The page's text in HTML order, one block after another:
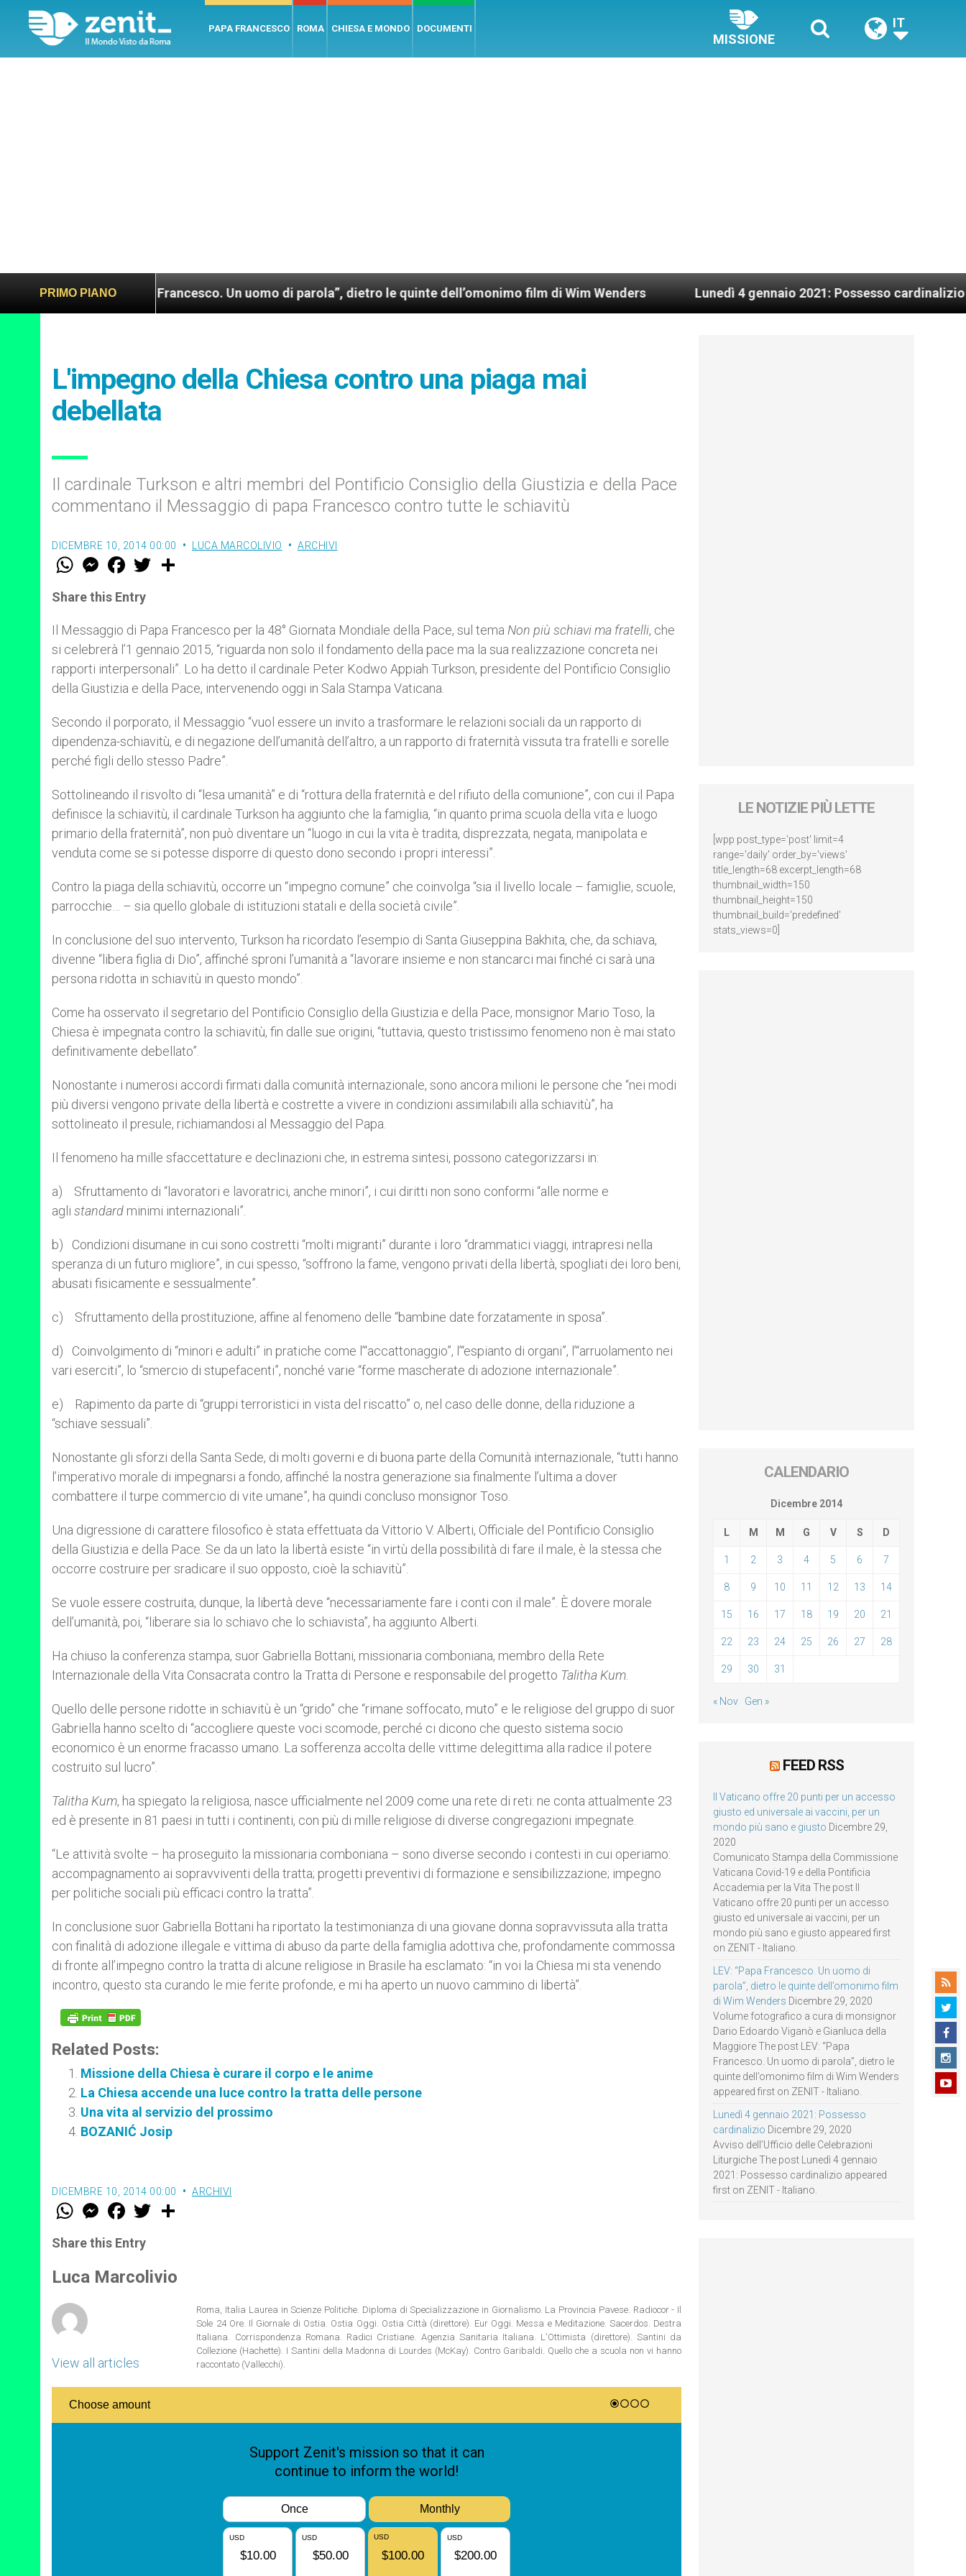
PAPA FRANCESCO ROMA CHIESA E MONDO DOCUMENTI
MISSIONE
IT
PRIMO PIANO
LEV: “Papa Francesco. Un uomo di parola”, dietro le quinte dell’omonimo film di Wim Wenders Lunedì 4 gennaio 2021: Possesso cardinalizio
L'impegno della Chiesa contro una piaga mai
debellata
Il cardinale Turkson e altri membri del Pontificio Consiglio della Giustizia e della Pace
commentano il Messaggio di papa Francesco contro tutte le schiavitù
DICEMBRE 10, 2014 00:00 LUCA MARCOLIVIO ARCHIVI
W
t
s
p
p
M
e
s
e
g
e
r
F
a
e
b
o
k
w
r
Share this Entry
Il Messaggio di Papa Francesco per la 48° Giornata Mondiale della Pace, sul tema Non più schiavi ma fratelli, che
si celebrerà l’1 gennaio 2015, “riguarda non solo il fondamento della pace ma la sua realizzazione concreta nei
rapporti interpersonali”. Lo ha detto il cardinale Peter Kodwo Appiah Turkson, presidente del Pontificio Consiglio
della Giustizia e della Pace, intervenendo oggi in Sala Stampa Vaticana.
Secondo il porporato, il Messaggio “vuol essere un invito a trasformare le relazioni sociali da un rapporto di
dipendenza-schiavitù, e di negazione dell’umanità dell’altro, a un rapporto di fraternità vissuta tra fratelli e sorelle
perché figli dello stesso Padre”.
Sottolineando il risvolto di “lesa umanità” e di “rottura della fraternità e del rifiuto della comunione”, con cui il Papa
definisce la schiavitù, il cardinale Turkson ha aggiunto che la famiglia, “in quanto prima scuola della vita e luogo
primario della fraternità”, non può diventare un “luogo in cui la vita è tradita, disprezzata, negata, manipolata e
venduta come se si potesse disporre di questo dono secondo i propri interessi”.
Contro la piaga della schiavitù, occorre un “impegno comune” che coinvolga “sia il livello locale – famiglie, scuole,
parrocchie… – sia quello globale di istituzioni statali e della società civile”.
In conclusione del suo intervento, Turkson ha ricordato l’esempio di Santa Giuseppina Bakhita, che, da schiava,
divenne “libera figlia di Dio”, affinché sproni l’umanità a “lavorare insieme e non stancarci mai finché ci sarà una
persona ridotta in schiavitù in questo mondo”.
Come ha osservato il segretario del Pontificio Consiglio della Giustizia e della Pace, monsignor Mario Toso, la
Chiesa è impegnata contro la schiavitù, fin dalle sue origini, “tuttavia, questo tristissimo fenomeno non è mai stato
definitivamente debellato”.
Nonostante i numerosi accordi firmati dalla comunità internazionale, sono ancora milioni le persone che “nei modi
più diversi vengono private della libertà e costrette a vivere in condizioni assimilabili alla schiavitù”, ha
sottolineato il presule, richiamandosi al Messaggio del Papa.
Il fenomeno ha mille sfaccettature e declinazioni che, in estrema sintesi, possono categorizzarsi in:
a) Sfruttamento di “lavoratori e lavoratrici, anche minori”, i cui diritti non sono conformi “alle norme e
agli standard minimi internazionali”.
b) Condizioni disumane in cui sono costretti “molti migranti” durante i loro “drammatici viaggi, intrapresi nella
speranza di un futuro migliore”, in cui spesso, “soffrono la fame, vengono privati della libertà, spogliati dei loro beni,
abusati fisicamente e sessualmente”.
c) Sfruttamento della prostituzione, affine al fenomeno delle “bambine date forzatamente in sposa”.
d) Coinvolgimento di “minori e adulti” in pratiche come l’“accattonaggio”, l’“espianto di organi”, l’“arruolamento nei
vari eserciti”, lo “smercio di stupefacenti”, nonché varie “forme mascherate di adozione internazionale”.
e) Rapimento da parte di “gruppi terroristici in vista del riscatto” o, nel caso delle donne, della riduzione a
“schiave sessuali”.
Nonostante gli sforzi della Santa Sede, di molti governi e di buona parte della Comunità internazionale, “tutti hanno
l’imperativo morale di impegnarsi a fondo, affinché la nostra generazione sia finalmente l’ultima a dover
combattere il turpe commercio di vite umane”, ha quindi concluso monsignor Toso.
Una digressione di carattere filosofico è stata effettuata da Vittorio V. Alberti, Officiale del Pontificio Consiglio
della Giustizia e della Pace. Se da un lato la libertà esiste “in virtù della possibilità di fare il male, è la stessa che
occorre costruire per sradicare il suo opposto, cioè la schiavitù”.
Se vuole essere costruita, dunque, la libertà deve “necessariamente fare i conti con il male”. È dovere morale
dell’umanità, poi, “liberare sia lo schiavo che lo schiavista”, ha aggiunto Alberti.
Ha chiuso la conferenza stampa, suor Gabriella Bottani, missionaria comboniana, membro della Rete
Internazionale della Vita Consacrata contro la Tratta di Persone e responsabile del progetto Talitha Kum
Quello delle persone ridotte in schiavitù è un “grido” che “rimane soffocato, muto” e le religiose del gruppo di suor
Gabriella hanno scelto di “accogliere queste voci scomode, perché ci dicono che questo sistema socio
economico è un enorme fracasso umano. La sofferenza accolta delle vittime delegittima alla radice il potere
costruito sul lucro”.
Talitha Kum, ha spiegato la religiosa, nasce ufficialmente nel 2009 come una rete di reti: ne conta attualmente 23
ed è presente in 81 paesi in tutti i continenti, con più di mille religiose di diverse congregazioni impegnate.
“Le attività svolte – ha proseguito la missionaria comboniana – sono diverse secondo i contesti in cui operiamo:
accompagnamento ai sopravviventi della tratta; progetti preventivi di formazione e sensibilizzazione; impegno
per politiche sociali più efficaci contro la tratta”.
In conclusione suor Gabriella Bottani ha riportato la testimonianza di una giovane donna sopravvissuta alla tratta
con finalità di adozione illegale e vittima di abuso da parte della famiglia adottiva che, profondamente commossa
di fronte all’impegno contro la tratta di alcune religiose in Brasile ha esclamato: “in voi la Chiesa mi sta venendo
incontro, questo sta curando le mie ferite profonde, e mi ha aperto un nuovo cammino di libertà”.
Related Posts:
Missione della Chiesa è curare il corpo e le anime
La Chiesa accende una luce contro la tratta delle persone
Una vita al servizio del prossimo
BOZANIĆ Josip
DICEMBRE 10, 2014 00:00 ARCHIVI
W
t
s
p
p
M
e
s
e
g
e
F
a
e
b
o
k
w
r
Share this Entry
Luca Marcolivio
View all articles
Roma, Italia Laurea in Scienze Politiche. Diploma di Specializzazione in Giornalismo. La Provincia Pavese. Radiocor - Il
Sole 24 Ore. Il Giornale di Ostia. Ostia Oggi. Ostia Città (direttore). Eur Oggi. Messa e Meditazione. Sacerdos. Destra
Italiana. Corrispondenza Romana. Radici Cristiane. Agenzia Sanitaria Italiana. L'Ottimista (direttore). Santini da
Collezione (Hachette). I Santini della Madonna di Lourdes (McKay). Contro Garibaldi. Quello che a scuola non vi hanno
raccontato (Vallecchi).
LE NOTIZIE PIÙ LETTE
[wpp post_type='post' limit=4
range='daily' order_by='views'
title_length=68 excerpt_length=68
thumbnail_width=150
thumbnail_height=150
thumbnail_build='predefined'
stats_views=0]
CALENDARIO
Dicembre 2014
L M M G V S D
1 2 3 4 5 6 7
8 9 10 11 12 13 14
15 16 17 18 19 20 21
22 23 24 25 26 27 28
29 30 31
« Nov Gen »
FEED RSS
Il Vaticano offre 20 punti per un accesso
giusto ed universale ai vaccini, per un
mondo più sano e giusto Dicembre 29,
2020
Comunicato Stampa della Commissione
Vaticana Covid-19 e della Pontificia
Accademia per la Vita The post Il
Vaticano offre 20 punti per un accesso
giusto ed universale ai vaccini, per un
mondo più sano e giusto appeared first
on ZENIT - Italiano.
LEV: “Papa Francesco. Un uomo di
parola”, dietro le quinte dell’omonimo film
di Wim Wenders Dicembre 29, 2020
Volume fotografico a cura di monsignor
Dario Edoardo Viganò e Gianluca della
Maggiore The post LEV: “Papa
Francesco. Un uomo di parola”, dietro le
quinte dell’omonimo film di Wim Wenders
appeared first on ZENIT - Italiano.
Lunedì 4 gennaio 2021: Possesso
cardinalizio Dicembre 29, 2020
Avviso dell’Ufficio delle Celebrazioni
Liturgiche The post Lunedì 4 gennaio
2021: Possesso cardinalizio appeared
first on ZENIT - Italiano.